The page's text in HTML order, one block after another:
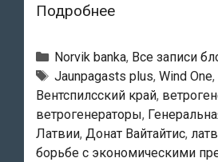
ПодробнееПредприятие
подало
на
Norvik
bankа
заявление
Рубрики
Norvik banka, Все записи
Тэги
Jaunpagasts plus, Wind One,
Вентспилсский край,
ветрогенераторы,
Латвии, Донат Вайтайтис,
борьбе с экономическими